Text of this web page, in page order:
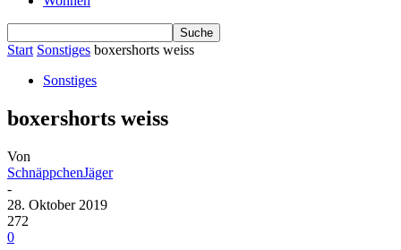
Start Sonstiges boxershorts weiss
Sonstiges
boxershorts weiss
Von
SchnäppchenJäger
-
28. Oktober 2019
272
0